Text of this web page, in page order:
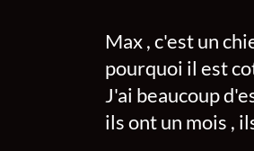
Max , c'est un
pourquoi il est
J'ai beaucoup
ils ont un mois ,